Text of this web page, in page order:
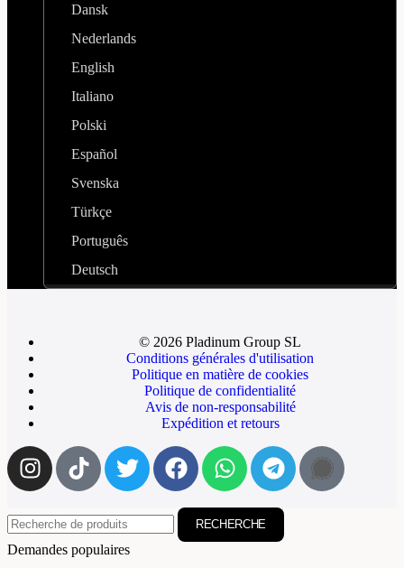
Dansk
Nederlands
English
Italiano
Polski
Español
Svenska
Türkçe
Português
Deutsch
© 2026 Pladinum Group SL
Conditions générales d'utilisation
Politique en matière de cookies
Politique de confidentialité
Avis de non-responsabilité
Expédition et retours
RECHERCHE
Demandes populaires